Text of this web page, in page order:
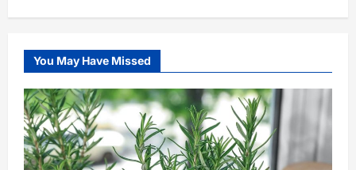
You May Have Missed